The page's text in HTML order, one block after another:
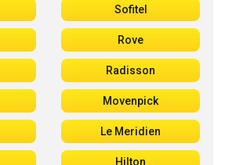
Sofitel
Rove
Radisson
Movenpick
Le Meridien
Hilton